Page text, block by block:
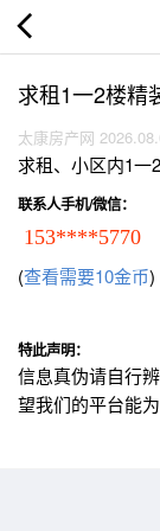
求租1一2楼精
太康房产网
求租、小区内1一
联系人手机/微信：
153****5770
(查看需要10金币)
特此声明：
信息真伪请自行
望我们的平台能